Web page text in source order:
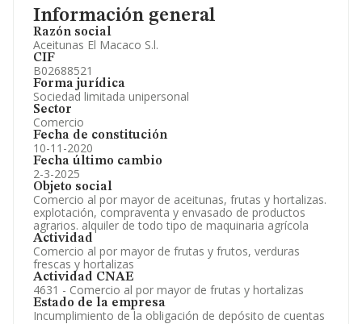
Información general
Razón social
Aceitunas El Macaco S.l.
CIF
B02688521
Forma jurídica
Sociedad limitada unipersonal
Sector
Comercio
Fecha de constitución
10-11-2020
Fecha último cambio
2-3-2025
Objeto social
Comercio al por mayor de aceitunas, frutas y hortalizas.
explotación, compraventa y envasado de productos
agrarios. alquiler de todo tipo de maquinaria agrícola
Actividad
Comercio al por mayor de frutas y frutos, verduras
frescas y hortalizas
Actividad CNAE
4631 - Comercio al por mayor de frutas y hortalizas
Estado de la empresa
Incumplimiento de la obligación de depósito de cuentas
Información oficial y registral complementaria.